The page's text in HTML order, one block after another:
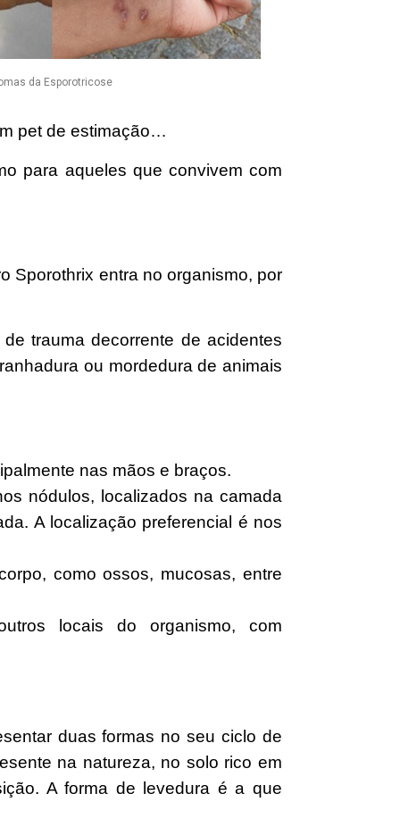
da Esporotricose
pet de estimação…
para aqueles que convivem com
Sporothrix entra no organismo, por
trauma decorrente de acidentes
ou mordedura de animais
nas mãos e braços.
nódulos, localizados na camada
A localização preferencial é nos
como ossos, mucosas, entre
locais do organismo, com
duas formas no seu ciclo de
na natureza, no solo rico em
A forma de levedura é a que